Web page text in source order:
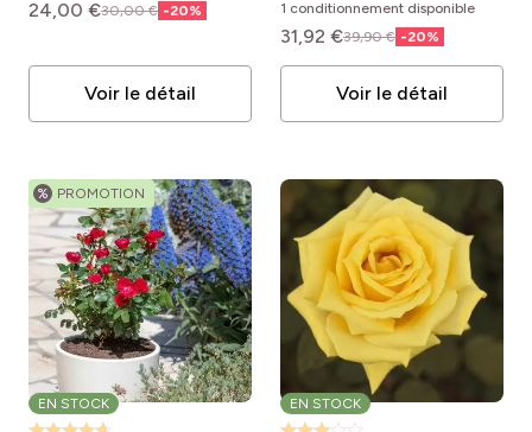
24,00 €30,00 € -20%
Voir le détail
1 conditionnement disponible
31,92 €39,90 € -20%
Voir le détail
% PROMOTION
EN STOCK EN STOCK